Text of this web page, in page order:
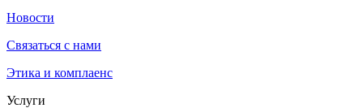
Новости
Связаться с нами
Этика и комплаенс
Услуги